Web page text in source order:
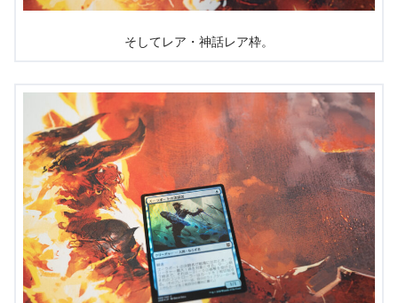
そしてレア・神話レア枠。